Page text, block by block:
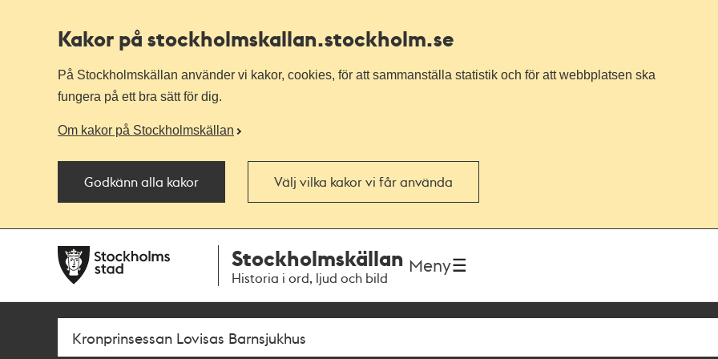
Kakor på stockholmskallan.stockholm.se
På Stockholmskällan använder vi kakor, cookies, för att sammanställa statistik och för att webbplatsen ska
fungera på ett bra sätt för dig.
Om kakor på Stockholmskällan
Godkänn alla kakor Välj vilka kakor vi får använda
navigationen
huvudinnehållet
Stockholmskällan
Historia i ord, ljud och bild
Meny
Sök